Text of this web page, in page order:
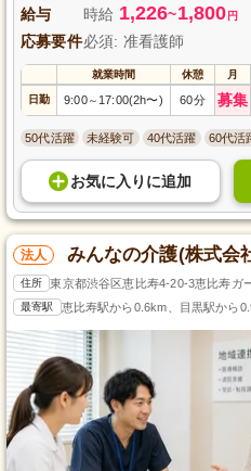
給与 時給 1,226~1,800 円
応募要件必須: 准看護師
就業時間 休憩 月
日勤 9:00～ 17:00(2h〜) 60分 募集
50代活躍 未経験可 40代活躍 60代活
お気に入り に追加
法人 みんなの介護(株式会
住所 東京都渋谷区恵比寿4-20-3恵比寿ガ
最寄駅 恵比寿駅から0.6km、目黒駅から